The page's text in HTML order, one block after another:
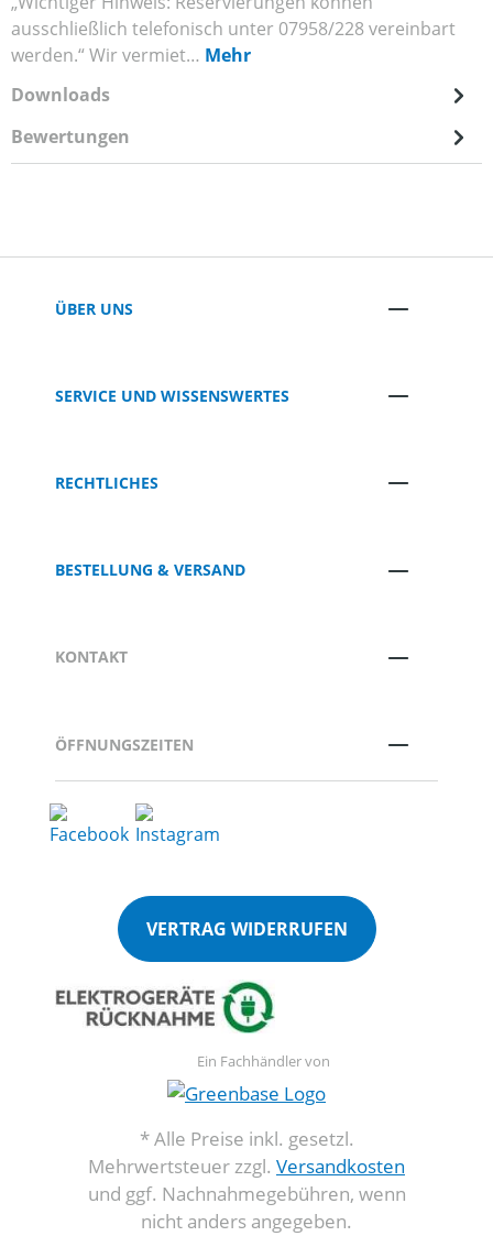
ausschließlich telefonisch unter 07958/228 vereinbart
werden.“ Wir vermiet… Mehr
Downloads
Bewertungen
ÜBER UNS
SERVICE UND WISSENSWERTES
RECHTLICHES
BESTELLUNG & VERSAND
KONTAKT
ÖFFNUNGSZEITEN
VERTRAG WIDERRUFEN
Ein Fachhändler von
* Alle Preise inkl. gesetzl.
Mehrwertsteuer zzgl. Versandkosten
und ggf. Nachnahmegebühren, wenn
nicht anders angegeben.